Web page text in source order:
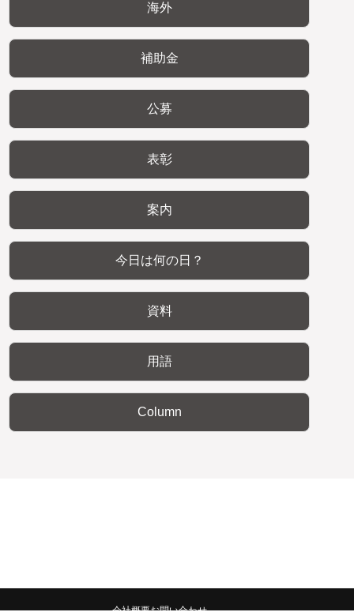
海外
補助金
公募
表彰
案内
今日は何の日？
資料
用語
Column